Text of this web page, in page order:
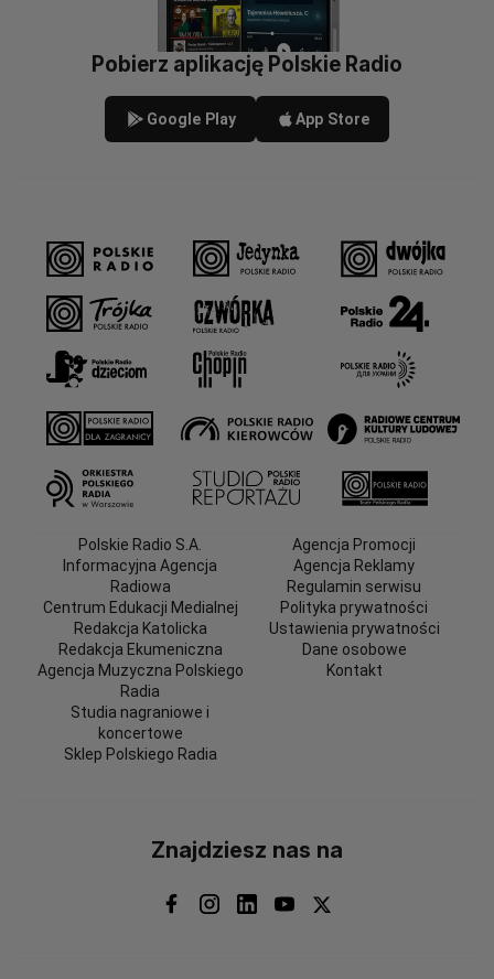
Pobierz aplikację Polskie Radio
Google Play App Store
Polskie Radio S.A.
Informacyjna Agencja
Radiowa
Centrum Edukacji Medialnej
Redakcja Katolicka
Redakcja Ekumeniczna
Agencja Muzyczna Polskiego
Radia
Studia nagraniowe i
koncertowe
Sklep Polskiego Radia
Agencja Promocji
Agencja Reklamy
Regulamin serwisu
Polityka prywatności
Ustawienia prywatności
Dane osobowe
Kontakt
Znajdziesz nas na